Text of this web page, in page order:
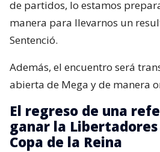
de partidos, lo estamos
manera para llevarnos un
Sentenció.
Además, el encuentro será
abierta de Mega y de manera
El regreso de una
ganar la
Copa de la Reina